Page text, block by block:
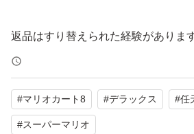
返品はすり替えられた経験がありま
願い致します。
あくまで中古品になりますのでご了
認よろしくお願い致します。
#マリオカート8 #デラックス #任
#スーパーマリオ